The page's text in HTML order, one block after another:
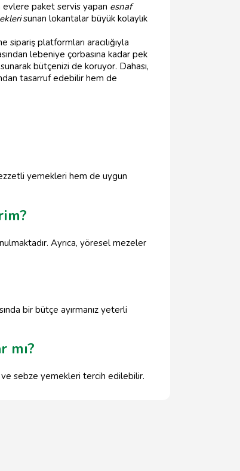
evlere paket servis yapan esnaf
sunan lokantalar büyük kolaylık
platformları aracılığıyla
lebeniye çorbasına kadar pek
bütçenizi de koruyor. Dahası,
tasarruf edebilir hem de
yemekleri hem de uygun
Ayrıca, yöresel mezeler
bir bütçe ayırmanız yeterli
mı?
sebze yemekleri tercih edilebilir.